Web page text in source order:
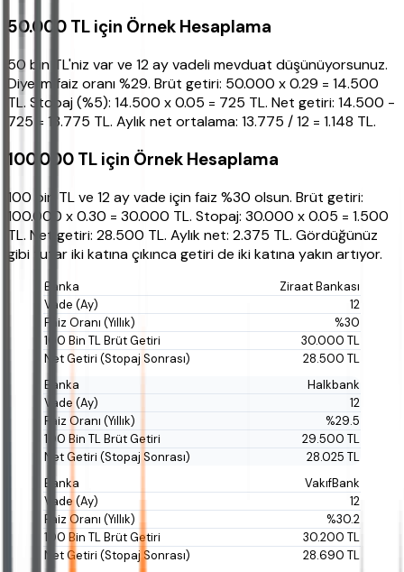
50.000 TL için Örnek Hesaplama
50 bin TL'niz var ve 12 ay vadeli mevduat düşünüyorsunuz.
Diyelim faiz oranı %29. Brüt getiri: 50.000 x 0.29 = 14.500
TL. Stopaj (%5): 14.500 x 0.05 = 725 TL. Net getiri: 14.500 -
725 = 13.775 TL. Aylık net ortalama: 13.775 / 12 = 1.148 TL.
100.000 TL için Örnek Hesaplama
100 bin TL ve 12 ay vade için faiz %30 olsun. Brüt getiri:
100.000 x 0.30 = 30.000 TL. Stopaj: 30.000 x 0.05 = 1.500
TL. Net getiri: 28.500 TL. Aylık net: 2.375 TL. Gördüğünüz
gibi tutar iki katına çıkınca getiri de iki katına yakın artıyor.
Ziraat Bankası
12
%30
30.000 TL
28.500 TL
Halkbank
12
%29.5
29.500 TL
28.025 TL
VakıfBank
12
%30.2
30.200 TL
28.690 TL